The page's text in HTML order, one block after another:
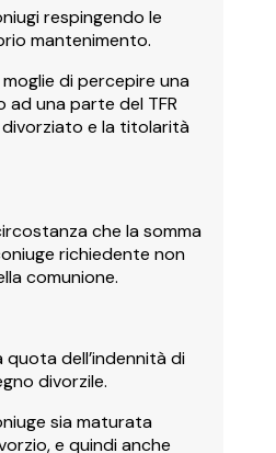
respingendo le
mantenimento.
di percepire una
una parte del TFR
divorziato e la titolarità
che la somma
richiedente non
comunione.
dell’indennità di
divorzile.
sia maturata
e quindi anche